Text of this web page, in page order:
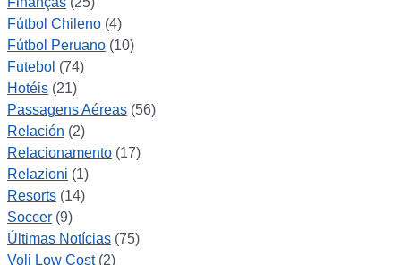
Fútbol Chileno (4)
Fútbol Peruano (10)
Futebol (74)
Hotéis (21)
Passagens Aéreas (56)
Relación (2)
Relacionamento (17)
Relazioni (1)
Resorts (14)
Soccer (9)
Últimas Notícias (75)
Voli Low Cost(2)